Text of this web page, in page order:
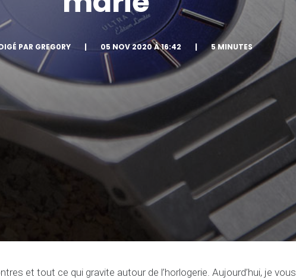
PAR GREG0RY | 05 NOV 2020 À 16:42 | 5 MINUTES
et tout ce qui gravite autour de l’horlogerie. Aujourd’hui, je vous